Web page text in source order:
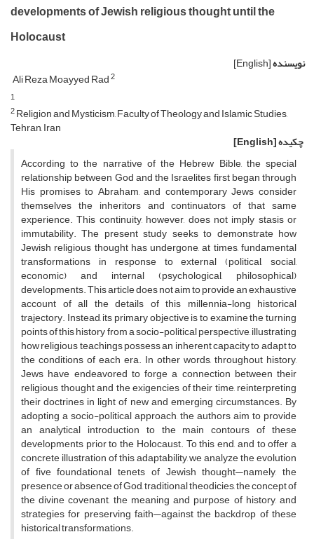
developments of Jewish religious thought until the
Holocaust
نویسنده[English]
Ali Reza Moayyed Rad2
1
2Religion and Mysticism, Faculty of Theology and Islamic Studies,
Tehran, Iran
چکیده[English]
According to the narrative of the Hebrew Bible, the special
relationship between God and the Israelites first began through
His promises to Abraham, and contemporary Jews consider
themselves the inheritors and continuators of that same
experience. This continuity, however, does not imply stasis or
immutability. The present study seeks to demonstrate how
Jewish religious thought has undergone, at times, fundamental
transformations in response to external (political, social,
economic) and internal (psychological, philosophical)
developments. This article does not aim to provide an exhaustive
account of all the details of this millennia-long historical
trajectory. Instead, its primary objective is to examine the turning
points of this history from a socio-political perspective, illustrating
how religious teachings possess an inherent capacity to adapt to
the conditions of each era. In other words, throughout history,
Jews have endeavored to forge a connection between their
religious thought and the exigencies of their time, reinterpreting
their doctrines in light of new and emerging circumstances. By
adopting a socio-political approach, the authors aim to provide
an analytical introduction to the main contours of these
developments prior to the Holocaust. To this end, and to offer a
concrete illustration of this adaptability, we analyze the evolution
of five foundational tenets of Jewish thought—namely, the
presence or absence of God, traditional theodicies, the concept of
the divine covenant, the meaning and purpose of history, and
strategies for preserving faith—against the backdrop of these
historical transformations.